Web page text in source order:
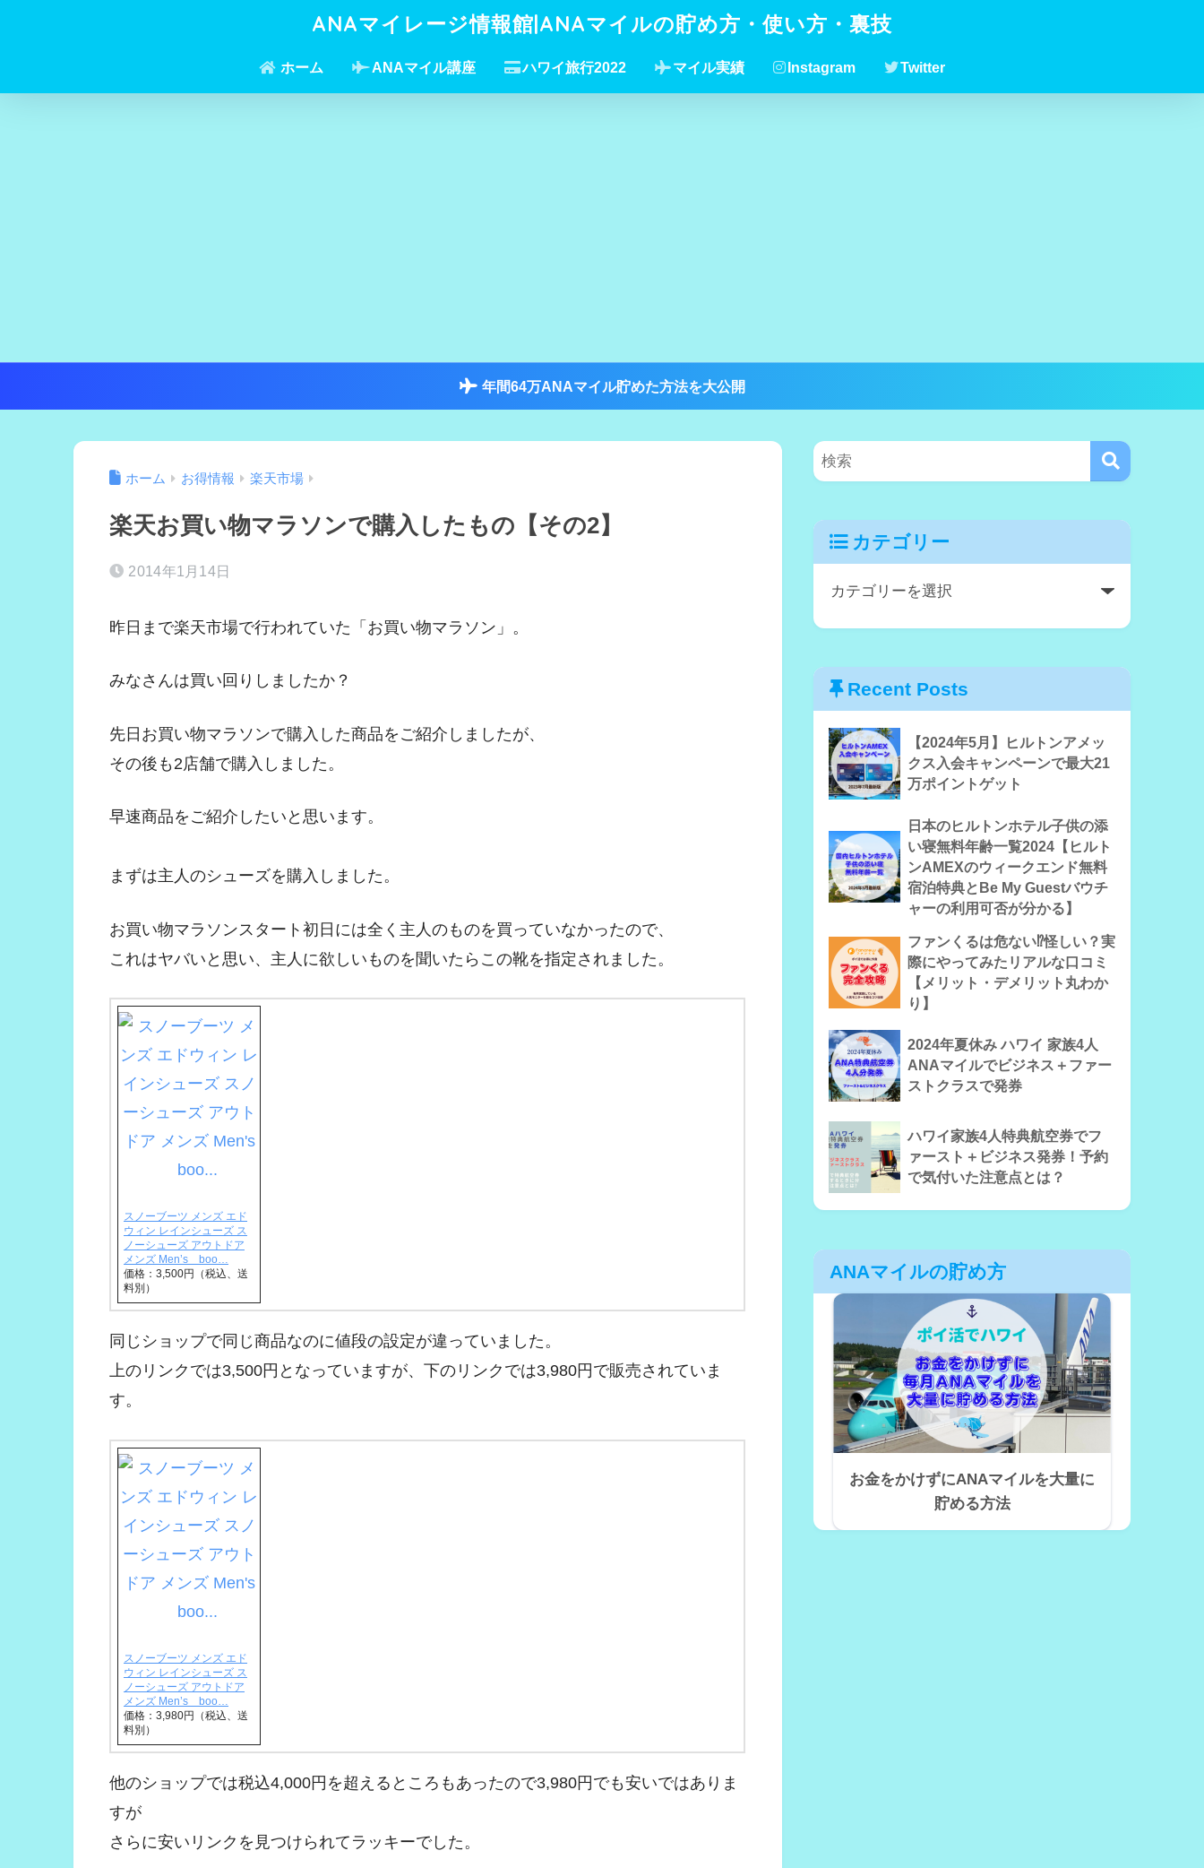
ANAマイレージ情報館|ANAマイルの貯め方・使い方・裏技
ホーム ANAマイル講座 ハワイ旅行2022 マイル実績 Instagram Twitter
年間64万ANAマイル貯めた方法を大公開
ホーム お得情報 楽天市場
楽天お買い物マラソンで購入したもの【その2】
2014年1月14日
昨日まで楽天市場で行われていた「お買い物マラソン」。
みなさんは買い回りしましたか？
先日お買い物マラソンで購入した商品をご紹介しましたが、
その後も2店舗で購入しました。
早速商品をご紹介したいと思います。
まずは主人のシューズを購入しました。
お買い物マラソンスタート初日には全く主人のものを買っていなかったので、
これはヤバいと思い、主人に欲しいものを聞いたらこの靴を指定されました。
スノーブーツ メンズ エド
ウィン レインシューズ ス
ノーシューズ アウトドア
メンズ Men’s boo…
価格：3,500円（税込、送
料別）
同じショップで同じ商品なのに値段の設定が違っていました。
上のリンクでは3,500円となっていますが、下のリンクでは3,980円で販売されていま
す。
スノーブーツ メンズ エド
ウィン レインシューズ ス
ノーシューズ アウトドア
メンズ Men’s boo…
価格：3,980円（税込、送
料別）
他のショップでは税込4,000円を超えるところもあったので3,980円でも安いではありま
すが
さらに安いリンクを見つけられてラッキーでした。
カテゴリー
Recent Posts
【2024年5月】ヒルトンアメッ
クス入会キャンペーンで最大21
万ポイントゲット
日本のヒルトンホテル子供の添
い寝無料年齢一覧2024【ヒルト
ンAMEXのウィークエンド無料
宿泊特典とBe My Guestバウチ
ャーの利用可否が分かる】
ファンくるは危ない⁉怪しい？実
際にやってみたリアルな口コミ
【メリット・デメリット丸わか
り】
2024年夏休み ハワイ 家族4人
ANAマイルでビジネス＋ファー
ストクラスで発券
ハワイ家族4人特典航空券でフ
ァースト＋ビジネス発券！予約
で気付いた注意点とは？
ANAマイルの貯め方
お金をかけずにANAマイルを大量に
貯める方法